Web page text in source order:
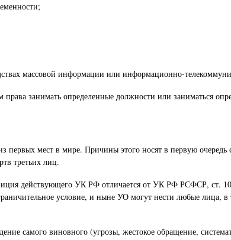
массовой информации или информационно-
занимать определенные должности или заниматься
мест в мире. Причины этого носят в первую
третьих лиц.
действующего УК РФ отличается от УК РФ РСФСР, ст.
условие, и ныне УО могут нести любые лица,
самого виновного (угрозы, жестокое обращение,